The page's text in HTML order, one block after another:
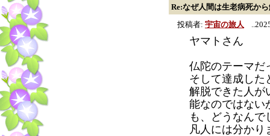
Re:なぜ人間は生老病死か
投稿者: 宇宙の旅人
ヤマトさん
仏陀のテーマだ
そして達成した
解脱できた人が
能なのではない
も、どうなんで
凡人には分かり